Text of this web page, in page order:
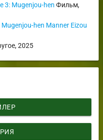
3: Mugenjou-hen Фильм,
hen Manner Eizou
,2025